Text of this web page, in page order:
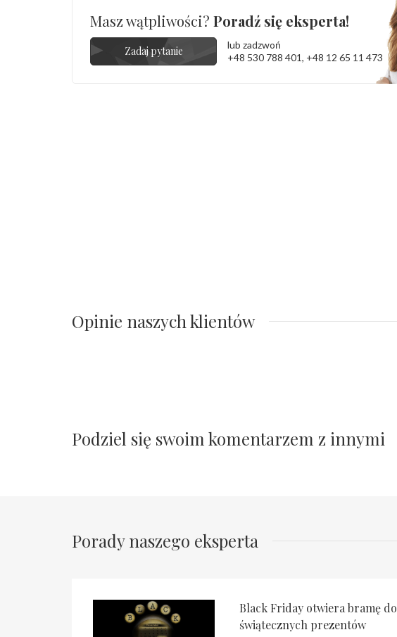
Masz wątpliwości? Poradź się eksperta!
Zadaj pytanie
lub zadzwoń
+48 530 788 401, +48 12 65 11 473
Opinie naszych klientów
Podziel się swoim komentarzem z innymi
Porady naszego eksperta
Black Friday otwiera bramę do
świątecznych prezentów